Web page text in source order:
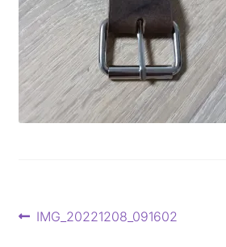
Beitragsnavigation
Vorheriger
IMG_20221208_091602